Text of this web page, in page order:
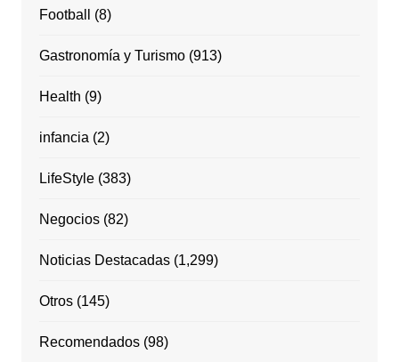
Football (8)
Gastronomía y Turismo(913)
Health (9)
infancia (2)
LifeStyle(383)
Negocios(82)
Noticias Destacadas(1,299)
Otros(145)
Recomendados(98)